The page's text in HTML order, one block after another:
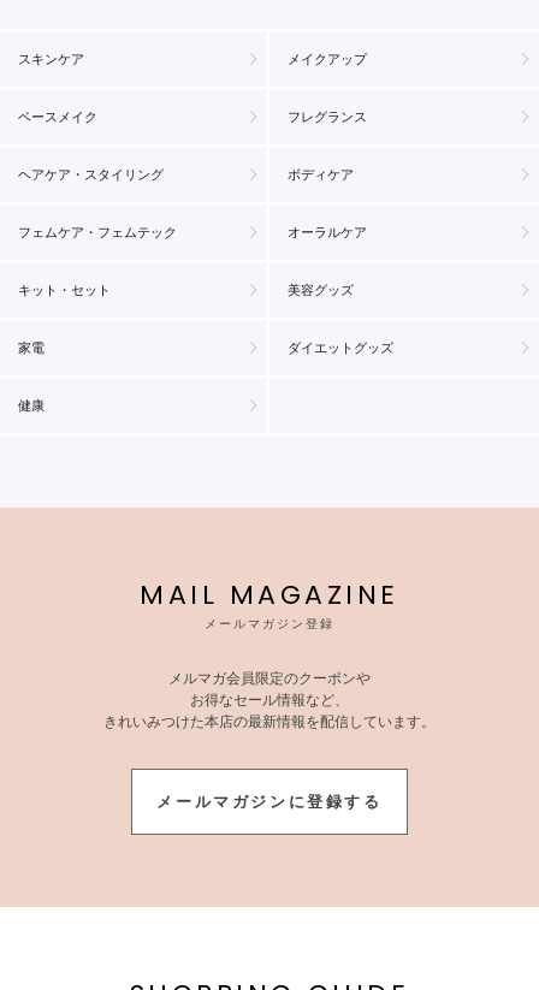
スキンケア メイクアップ
ベースメイク フレグランス
ヘアケア・スタイリング ボディケア
フェムケア・フェムテック オーラルケア
キット・セット 美容グッズ
家電 ダイエットグッズ
健康
MAIL MAGAZINE
メールマガジン登録
メルマガ会員限定のクーポンや
お得なセール情報など、
きれいみつけた本店の最新情報を配信しています。
メールマガジンに登録する